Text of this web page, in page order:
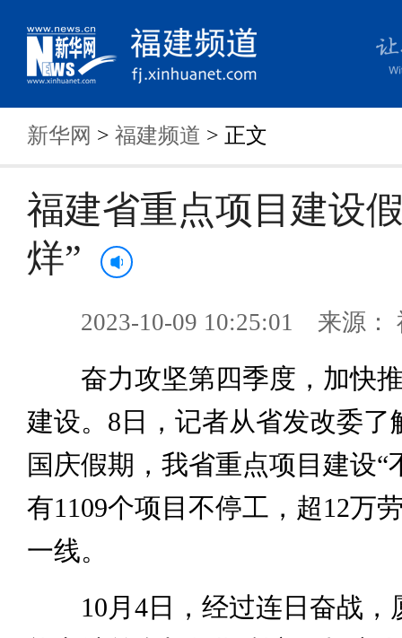
新华网 > 福建频道 > 正文
福建省重点项目建设
烊”
2023-10-09 10:25:01 来源：
奋力攻坚第四季度，加快推
建设。8日，记者从省发改委了
国庆假期，我省重点项目建设“
有1109个项目不停工，超12万
一线。
10月4日，经过连日奋战，